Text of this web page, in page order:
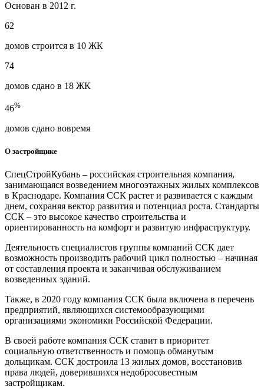
Основан в 2012 г.
62
домов строится в 10 ЖК
74
домов сдано в 18 ЖК
46%
домов сдано вовремя
О застройщике
СпецСтройКубань – российская строительная компания,
занимающаяся возведением многоэтажных жилых комплексов
в Краснодаре. Компания ССК растет и развивается с каждым
днем, сохраняя вектор развития и потенциал роста. Стандарты
ССК – это высокое качество строительства и
ориентированность на комфорт и развитую инфраструктуру.
Деятельность специалистов группы компаний ССК дает
возможность производить рабочий цикл полностью – начиная
от составления проекта и заканчивая обслуживанием
возведенных зданий.
Также, в 2020 году компания ССК была включена в перечень
предприятий, являющихся системообразующими
организациями экономики Российской Федерации.
В своей работе компания ССК ставит в приоритет
социальную ответственность и помощь обманутым
дольщикам. ССК достроила 13 жилых домов, восстановив
права людей, доверившихся недобросовестным
застройщикам.